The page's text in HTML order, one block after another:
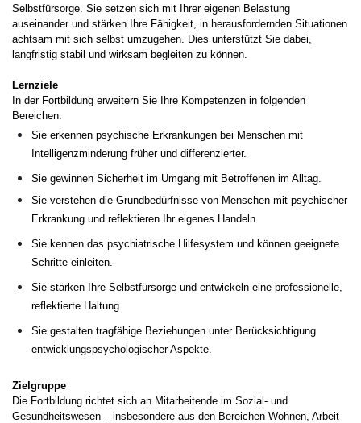
Selbstfürsorge. Sie setzen sich mit Ihrer eigenen Belastung
auseinander und stärken Ihre Fähigkeit, in herausfordernden Situationen
achtsam mit sich selbst umzugehen. Dies unterstützt Sie dabei,
langfristig stabil und wirksam begleiten zu können.
Lernziele
In der Fortbildung erweitern Sie Ihre Kompetenzen in folgenden
Bereichen:
Sie erkennen psychische Erkrankungen bei Menschen mit
Intelligenzminderung früher und differenzierter.
Sie gewinnen Sicherheit im Umgang mit Betroffenen im Alltag.
Sie verstehen die Grundbedürfnisse von Menschen mit psychischer
Erkrankung und reflektieren Ihr eigenes Handeln.
Sie kennen das psychiatrische Hilfesystem und können geeignete
Schritte einleiten.
Sie stärken Ihre Selbstfürsorge und entwickeln eine professionelle,
reflektierte Haltung.
Sie gestalten tragfähige Beziehungen unter Berücksichtigung
entwicklungspsychologischer Aspekte.
Zielgruppe
Die Fortbildung richtet sich an Mitarbeitende im Sozial- und
Gesundheitswesen – insbesondere aus den Bereichen Wohnen, Arbeit